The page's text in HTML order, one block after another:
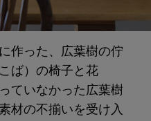
作った、広葉樹の佇
ば）の椅子と花
ていなかった広葉樹
材の不揃いを受け入